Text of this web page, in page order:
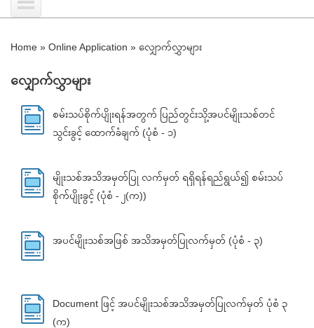
Home » Online Application » လျှောက်လွှာများ
လျှောက်လွှာများ
စမ်းသပ်စိုက်ပျိုးရန်အတွက် ပြည်တွင်းသို့အပင်မျိုးသစ်တင်
သွင်းခွင့် ထောက်ခံချက် (ပုံစံ - ၁)
မျိုးသစ်အသိအမှတ်ပြု လက်မှတ် ရရှိရန်ရည်ရွယ်၍ စမ်းသပ်
စိုက်ပျိုးခွင့် (ပုံစံ - ၂(က))
အပင်မျိုးသစ်အဖြစ် အသိအမှတ်ပြုလက်မှတ် (ပုံစံ - ၃)
Document ဖြင့် အပင်မျိုးသစ်အသိအမှတ်ပြုလက်မှတ် ပုံစံ ၃
(က)